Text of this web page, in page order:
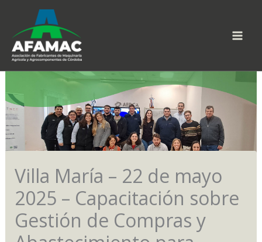
contenido
Villa María – 22 de mayo
2025 – Capacitación sobre
Gestión de Compras y